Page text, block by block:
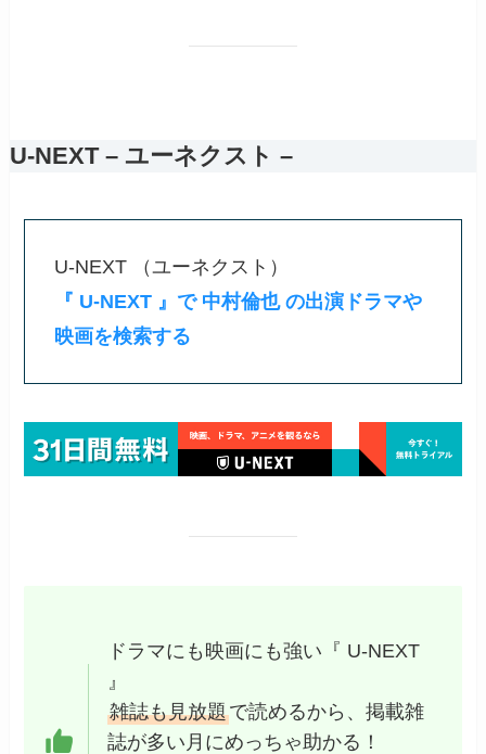
U-NEXT – ユーネクスト –
U-NEXT （ユーネクスト）
『 U-NEXT 』で 中村倫也 の出演ドラマや
映画を検索する
ドラマにも映画にも強い『 U-NEXT
』
雑誌も見放題で読めるから、掲載雑
誌が多い月にめっちゃ助かる！